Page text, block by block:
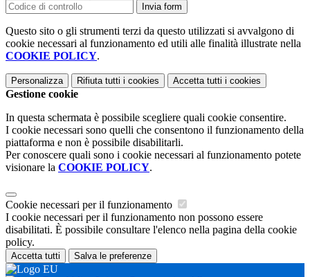
Invia form
Questo sito o gli strumenti terzi da questo utilizzati si avvalgono di
cookie necessari al funzionamento ed utili alle finalità illustrate nella
COOKIE POLICY.
Personalizza Rifiuta tutti i cookies Accetta tutti i cookies
Gestione cookie
In questa schermata è possibile scegliere quali cookie consentire.
I cookie necessari sono quelli che consentono il funzionamento della
piattaforma e non è possibile disabilitarli.
Per conoscere quali sono i cookie necessari al funzionamento potete
visionare la COOKIE POLICY.
Cookie necessari per il funzionamento
I cookie necessari per il funzionamento non possono essere
disabilitati. È possibile consultare l'elenco nella pagina della cookie
policy.
Accetta tutti Salva le preferenze